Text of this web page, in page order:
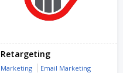
Retargeting
Marketing
Email Marketing